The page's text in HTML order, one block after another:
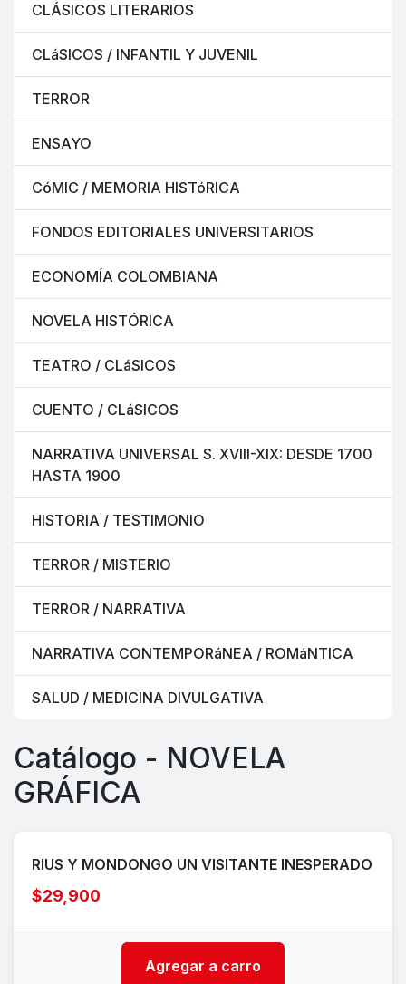
CLÁSICOS LITERARIOS
CLáSICOS / INFANTIL Y JUVENIL
TERROR
ENSAYO
CóMIC / MEMORIA HISTóRICA
FONDOS EDITORIALES UNIVERSITARIOS
ECONOMÍA COLOMBIANA
NOVELA HISTÓRICA
TEATRO / CLáSICOS
CUENTO / CLáSICOS
NARRATIVA UNIVERSAL S. XVIII-XIX: DESDE 1700
HASTA 1900
HISTORIA / TESTIMONIO
TERROR / MISTERIO
TERROR / NARRATIVA
NARRATIVA CONTEMPORáNEA / ROMáNTICA
SALUD / MEDICINA DIVULGATIVA
Catálogo - NOVELA
GRÁFICA
RIUS Y MONDONGO UN VISITANTE INESPERADO
$29,900
Agregar a carro